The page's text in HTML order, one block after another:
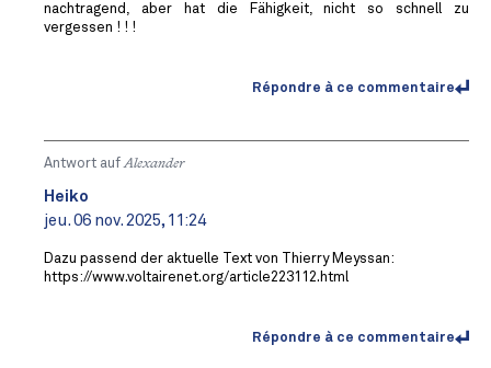
nachtragend, aber hat die Fähigkeit, nicht so schnell zu
vergessen ! ! !
Répondre à ce commentaire
Antwort aufAlexander
Heiko
jeu. 06 nov. 2025, 11:24
Dazu passend der aktuelle Text von Thierry Meyssan:
https://www.voltairenet.org/article223112.html
Répondre à ce commentaire